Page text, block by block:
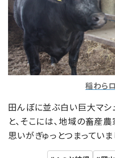
稲わら
田んぼに並ぶ白い巨大マ
と、そこには、地域の畜産
思いがぎゅっとつまっていま